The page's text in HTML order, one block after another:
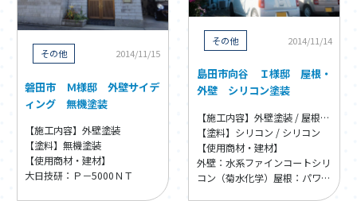
2014/11/15
その他
磐田市 Ｍ様邸 外壁サイデ
ィング 無機塗装
【施工内容】外壁塗装
【塗料】無機塗装
【使用商材・建材】
大日技研：Ｐ－5000ＮＴ
2014/11/14
その他
島田市向谷 Ｉ様邸 屋根・
外壁 シリコン塗装
【施工内容】外壁塗装 / 屋根塗装
【塗料】シリコン / シリコン
【使用商材・建材】
外壁：水系ファインコートシリ
コン（菊水化学） 屋根：パワー
シリコンマイルドⅡ（水谷ペイ